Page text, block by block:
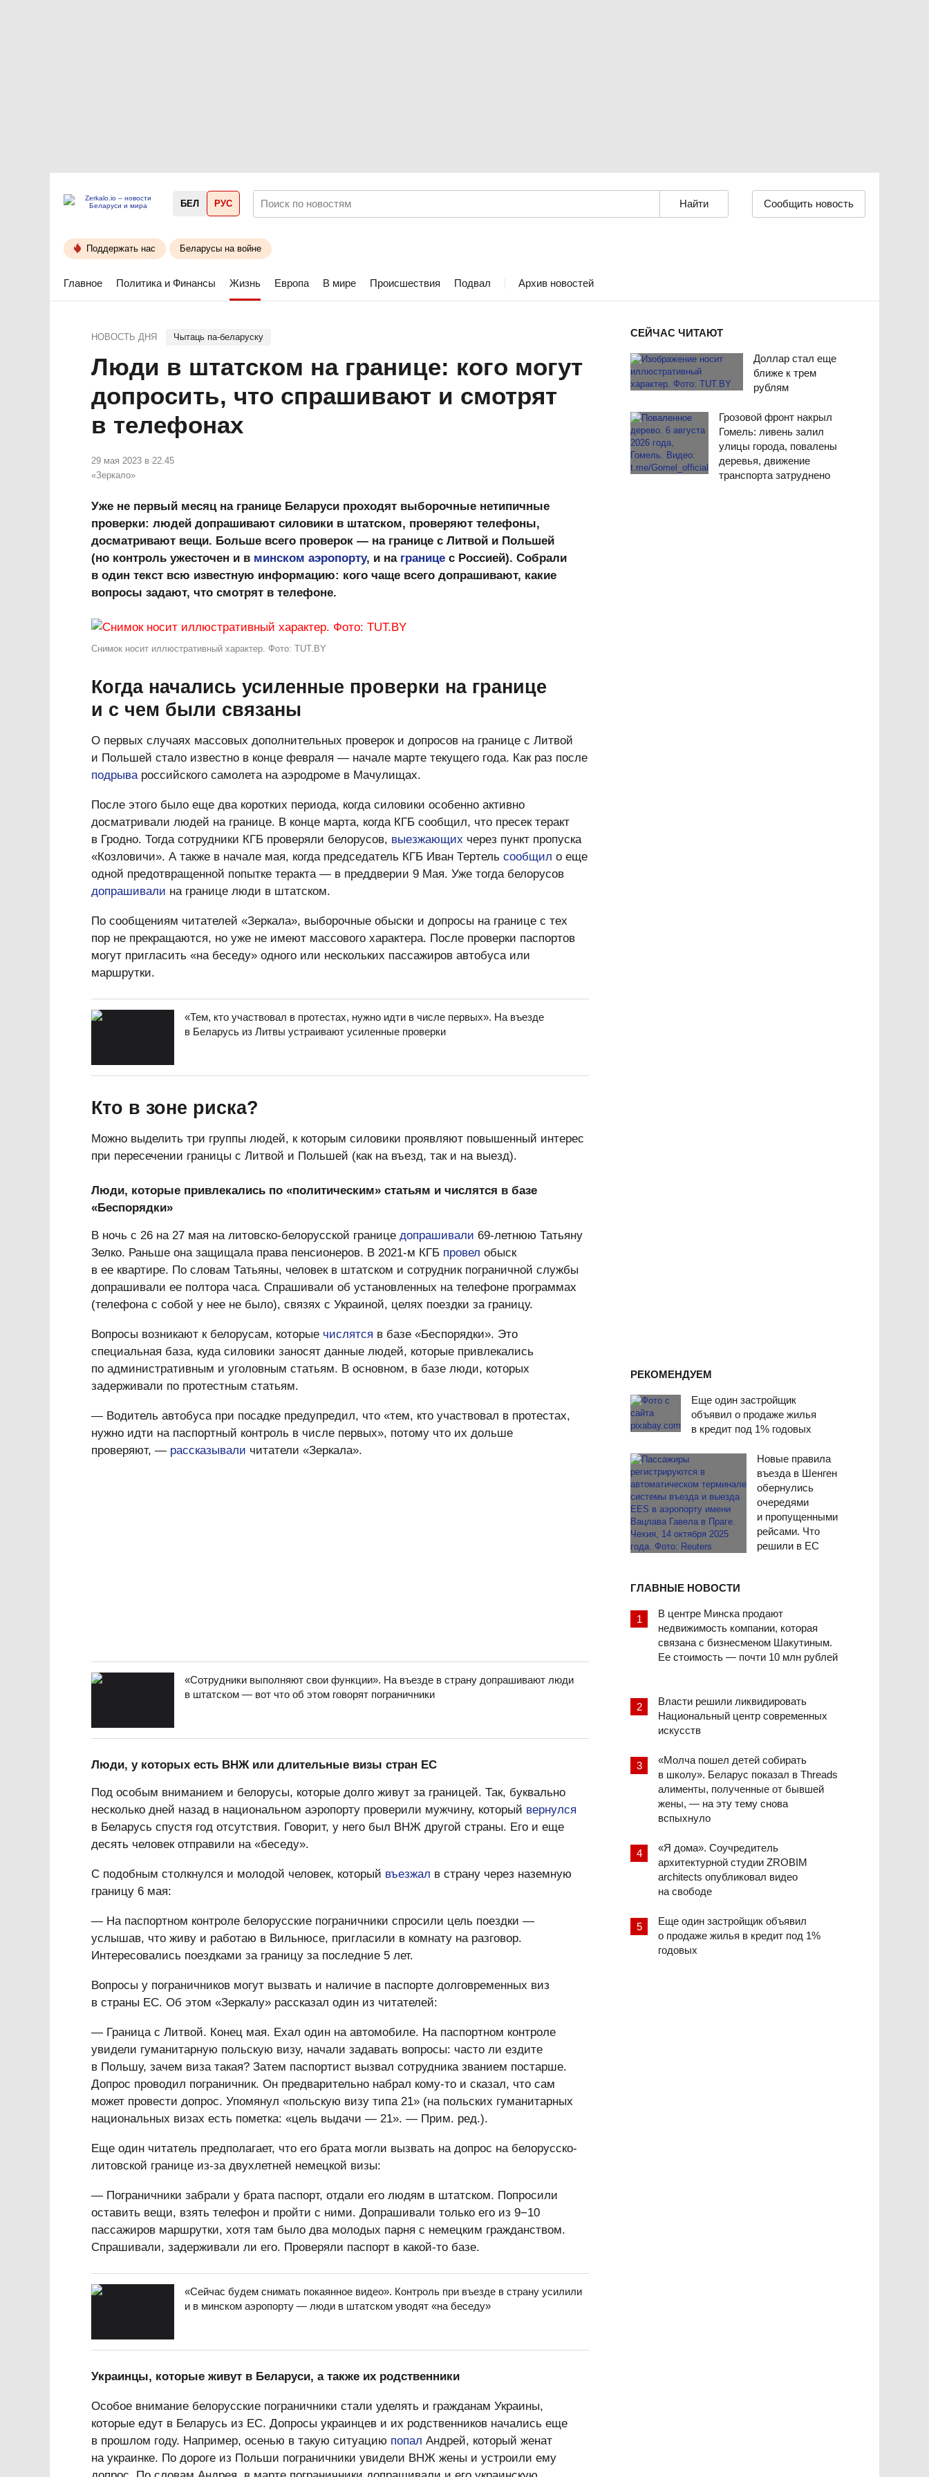
БЕЛ РУС Сообщить новость
Поддержать нас Беларусы на войне
Главное Политика и Финансы Жизнь Европа В мире Происшествия Подвал Архив новостей
СЕЙЧАС ЧИТАЮТ
Доллар стал еще
ближе к трем
рублям
Грозовой фронт накрыл
Гомель: ливень залил
улицы города, повалены
деревья, движение
транспорта затруднено
РЕКОМЕНДУЕМ
Еще один застройщик
объявил о продаже жилья
в кредит под 1% годовых
Новые правила
въезда в Шенген
обернулись
очередями
и пропущенными
рейсами. Что
решили в ЕС
ГЛАВНЫЕ НОВОСТИ
В центре Минска продают
недвижимость компании, которая
связана с бизнесменом Шакутиным.
Ее стоимость — почти 10 млн рублей
Власти решили ликвидировать
Национальный центр современных
искусств
«Молча пошел детей собирать
в школу». Беларус показал в Threads
алименты, полученные от бывшей
жены, — на эту тему снова
вспыхнуло
«Я дома». Соучредитель
архитектурной студии ZROBIM
architects опубликовал видео
на свободе
Еще один застройщик объявил
о продаже жилья в кредит под 1%
годовых
НОВОСТЬ ДНЯ Чытаць па-беларуску
Люди в штатском на границе: кого могут
допросить, что спрашивают и смотрят
в телефонах
29 мая 2023 в 22.45
«Зеркало»
Уже не первый месяц на границе Беларуси проходят выборочные нетипичные
проверки: людей допрашивают силовики в штатском, проверяют телефоны,
досматривают вещи. Больше всего проверок — на границе с Литвой и Польшей
(но контроль ужесточен и в минском аэропорту, и на границе с Россией). Собрали
в один текст всю известную информацию: кого чаще всего допрашивают, какие
вопросы задают, что смотрят в телефоне.
Снимок носит иллюстративный характер. Фото: TUT.BY
Когда начались усиленные проверки на границе
и с чем были связаны
О первых случаях массовых дополнительных проверок и допросов на границе с Литвой
и Польшей стало известно в конце февраля — начале марте текущего года. Как раз после
подрывароссийского самолета на аэродроме в Мачулищах.
После этого было еще два коротких периода, когда силовики особенно активно
досматривали людей на границе. В конце марта, когда КГБ сообщил, что пресек теракт
в Гродно. Тогда сотрудники КГБ проверяли белорусов, выезжающих через пункт пропуска
«Козловичи». А также в начале мая, когда председатель КГБ Иван Тертель сообщил о еще
одной предотвращенной попытке теракта — в преддверии 9 Мая. Уже тогда белорусов
допрашивали на границе люди в штатском.
По сообщениям читателей «Зеркала», выборочные обыски и допросы на границе с тех
пор не прекращаются, но уже не имеют массового характера. После проверки паспортов
могут пригласить «на беседу» одного или нескольких пассажиров автобуса или
маршрутки.
«Тем, кто участвовал в протестах, нужно идти в числе первых». На въезде
в Беларусь из Литвы устраивают усиленные проверки
Кто в зоне риска?
Можно выделить три группы людей, к которым силовики проявляют повышенный интерес
при пересечении границы с Литвой и Польшей (как на въезд, так и на выезд).
Люди, которые привлекались по «политическим» статьям и числятся в базе
«Беспорядки»
В ночь с 26 на 27 мая на литовско-белорусской границе допрашивали 69-летнюю Татьяну
Зелко. Раньше она защищала права пенсионеров. В 2021-м КГБ провел обыск
в ее квартире. По словам Татьяны, человек в штатском и сотрудник пограничной службы
допрашивали ее полтора часа. Спрашивали об установленных на телефоне программах
(телефона с собой у нее не было), связях с Украиной, целях поездки за границу.
Вопросы возникают к белорусам, которые числятся в базе «Беспорядки». Это
специальная база, куда силовики заносят данные людей, которые привлекались
по административным и уголовным статьям. В основном, в базе люди, которых
задерживали по протестным статьям.
— Водитель автобуса при посадке предупредил, что «тем, кто участвовал в протестах,
нужно идти на паспортный контроль в числе первых», потому что их дольше
проверяют, — рассказывали читатели «Зеркала».
«Сотрудники выполняют свои функции». На въезде в страну допрашивают люди
в штатском — вот что об этом говорят пограничники
Люди, у которых есть ВНЖ или длительные визы стран ЕС
Под особым вниманием и белорусы, которые долго живут за границей. Так, буквально
несколько дней назад в национальном аэропорту проверили мужчину, который вернулся
в Беларусь спустя год отсутствия. Говорит, у него был ВНЖ другой страны. Его и еще
десять человек отправили на «беседу».
С подобным столкнулся и молодой человек, который въезжал в страну через наземную
границу 6 мая:
— На паспортном контроле белорусские пограничники спросили цель поездки —
услышав, что живу и работаю в Вильнюсе, пригласили в комнату на разговор.
Интересовались поездками за границу за последние 5 лет.
Вопросы у пограничников могут вызвать и наличие в паспорте долговременных виз
в страны ЕС. Об этом «Зеркалу» рассказал один из читателей:
— Граница с Литвой. Конец мая. Ехал один на автомобиле. На паспортном контроле
увидели гуманитарную польскую визу, начали задавать вопросы: часто ли ездите
в Польшу, зачем виза такая? Затем паспортист вызвал сотрудника званием постарше.
Допрос проводил пограничник. Он предварительно набрал кому-то и сказал, что сам
может провести допрос. Упомянул «польскую визу типа 21» (на польских гуманитарных
национальных визах есть пометка: «цель выдачи — 21». — Прим. ред.).
Еще один читатель предполагает, что его брата могли вызвать на допрос на белорусско-
литовской границе из-за двухлетней немецкой визы:
— Пограничники забрали у брата паспорт, отдали его людям в штатском. Попросили
оставить вещи, взять телефон и пройти с ними. Допрашивали только его из 9−10
пассажиров маршрутки, хотя там было два молодых парня с немецким гражданством.
Спрашивали, задерживали ли его. Проверяли паспорт в какой-то базе.
«Сейчас будем снимать покаянное видео». Контроль при въезде в страну усилили
и в минском аэропорту — люди в штатском уводят «на беседу»
Украинцы, которые живут в Беларуси, а также их родственники
Особое внимание белорусские пограничники стали уделять и гражданам Украины,
которые едут в Беларусь из ЕС. Допросы украинцев и их родственников начались еще
в прошлом году. Например, осенью в такую ситуацию попал Андрей, который женат
на украинке. По дороге из Польши пограничники увидели ВНЖ жены и устроили ему